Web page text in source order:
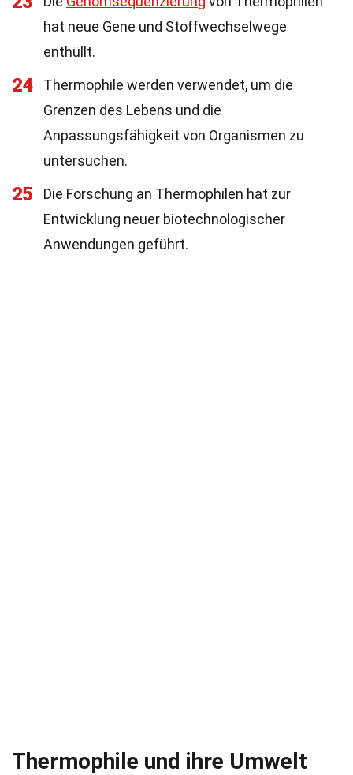
hat neue Gene und Stoffwechselwege
enthüllt.
24
Thermophile werden verwendet, um die
Grenzen des Lebens und die
Anpassungsfähigkeit von Organismen zu
untersuchen.
25
Die Forschung an Thermophilen hat zur
Entwicklung neuer biotechnologischer
Anwendungen geführt.
Thermophile und ihre Umwelt